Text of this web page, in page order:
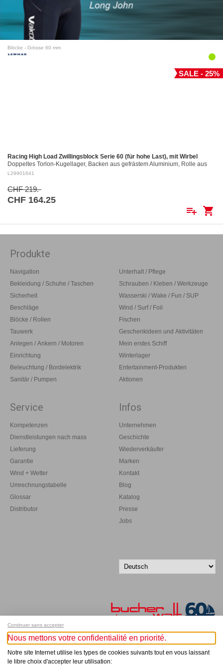
Blöcke - Grösse 60 mm
SALE - 25%
Racing High Load Zwillingsblock Serie 60 (für hohe Last), mit Wirbel
Doppeltes Torlon-Kugellager, Backen aus gefrästem Aluminium, Rolle aus
gefrästem Aluminium Ø 60 mm. Aluminiumrollen: ø 60 mm Für Tau bis: ø 12
L29901641
CHF 219.-
CHF 164.25
playlist_add shopping_cart
Produkte
Navigation
Bekleidung / Schuhe / Taschen
Sicherheit
Beschläge
Blöcke / Rollen
Tauwerk
Anlegen / Ankern / Motoren
Einrichtung
Beleuchtung / Bordelektrik
Sanitär / Pumpen
Unterhalt / Pflege
Schrauben / Kleben / Werkzeuge
Wasserski / Wake / Fun / SUP
Wind / Surf / Foil
Fischen
Geschenkideen und Aktivitäten
Mein erstes Schiff
Winterlager
Entertainment-Produkten
Aktionen
Service
Kompetenzen
Dienstleistungen nach mass
Lieferung
Garantie
Wind + Wetter
Umrechnungstabelle
Glossar
Distributor
Infos
Unternehmen
Geschichte
Wiederverkäufer
Marken
Kontakt
Blog
Katalog
Presse
Jobs
Continuer sans accepter
Nous mettons votre confidentialité en priorité.
Notre site Internet utilise les types de cookies suivants tout en vous laissant
le libre choix d'accepter leur utilisation: